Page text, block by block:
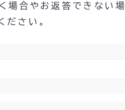
場合やお返答できない
さい。